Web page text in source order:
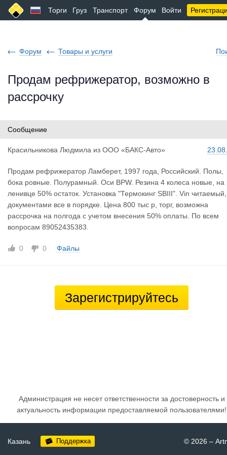
Торги Груз Транспорт Форум Войти
Форум Товары и услуги
Продам рефрижератор, возможно в
рассрочку
Сообщение
Красильникова Людмила из ООО «БАКС-Авто»
Продам рефрижератор Ламберет, 1997 года, Российский. Полы,
бока ровные. Полурамный. Оси BPW. Резина 4 колеса новые, на
ленивце 50% остаток. Установка "Термокинг SBIII". Vin
документами все в порядке. Цена 800 тыс р, торг, возможна
рассрочка на полгода с учетом внесения 50% оплаты. По всем
вопросам 89052435383.
0 0 Файлы
Зарегистрируйтесь
Администрация не несет ответственности за достоверность и
актуальность информации предоставляемой пользователями!
Казань Поддержка © 2026 –